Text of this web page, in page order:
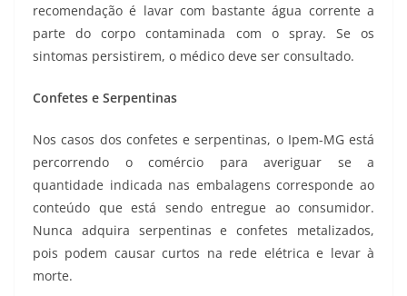
recomendação é lavar com bastante água corrente a
parte do corpo contaminada com o spray. Se os
sintomas persistirem, o médico deve ser consultado.
Confetes e Serpentinas
Nos casos dos confetes e serpentinas, o Ipem-MG está
percorrendo o comércio para averiguar se a
quantidade indicada nas embalagens corresponde ao
conteúdo que está sendo entregue ao consumidor.
Nunca adquira serpentinas e confetes metalizados,
pois podem causar curtos na rede elétrica e levar à
morte.